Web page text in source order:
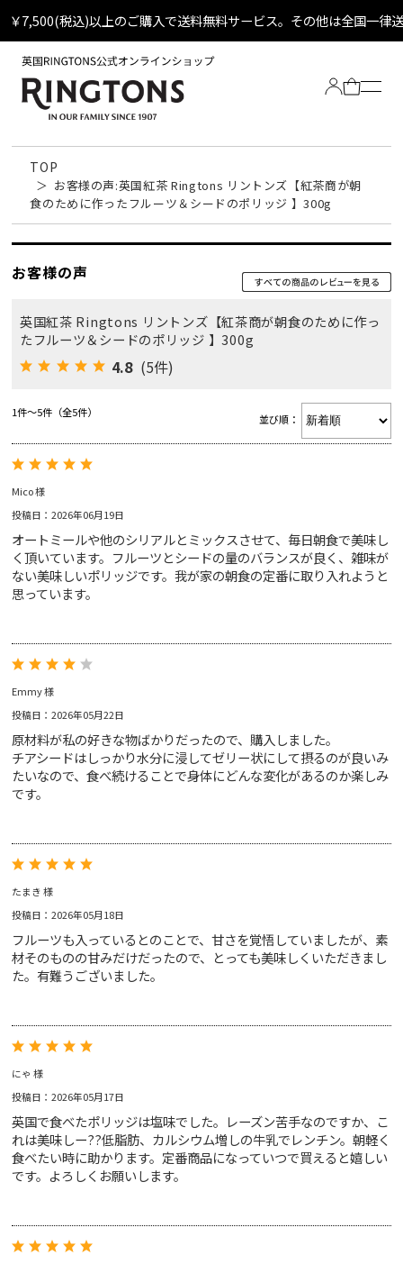
￥7,500(税込)以上のご購入で送料無料サービス。その他は全国一律
Tea
全ての紅茶
定番ティーバッグ
ゴールド ブレックファスト
トラディショナル カッパス
ジンジャースナップティー
ノンカフェインティー
ペアリングセット
Biscuit
定番ビスケット
オーツクランチビスケット
ペアリングセット
RINGTONS 紅茶缶
RINGTONS グッズ
ジャム&マーマレード
スコーン
初めてのリントンズ
にわとり型ティーコジー
ギフトバッグ
アウトレットセール
Gift
Voice
Blog
About
サイトマップ
ショッピングガイド
特定商取引法表示
お問い合わせ
TOP
お客様の声:英国紅茶 Ringtons リントンズ【紅茶商が朝
食のために作ったフルーツ＆シードのポリッジ 】300g
お客様の声
英国紅茶 Ringtons リントンズ【紅茶商が朝食のために作っ
たフルーツ＆シードのポリッジ 】300g
4.8 (5件)
1件～5件（全5件）
並び順：
Mico 様
投稿日：2026年06月19日
オートミールや他のシリアルとミックスさせて、毎日朝食で美味し
く頂いています。フルーツとシードの量のバランスが良く、雑味が
ない美味しいポリッジです。我が家の朝食の定番に取り入れようと
思っています。
Emmy 様
投稿日：2026年05月22日
原材料が私の好きな物ばかりだったので、購入しました。
チアシードはしっかり水分に浸してゼリー状にして摂るのが良いみ
たいなので、食べ続けることで身体にどんな変化があるのか楽しみ
です。
たまき 様
投稿日：2026年05月18日
フルーツも入っているとのことで、甘さを覚悟していましたが、素
材そのものの甘みだけだったので、とっても美味しくいただきまし
た。有難うございました。
にゃ 様
投稿日：2026年05月17日
英国で食べたポリッジは塩味でした。レーズン苦手なのですか、こ
れは美味しー??低脂肪、カルシウム増しの牛乳でレンチン。朝軽く
食べたい時に助かります。定番商品になっていつで買えると嬉しい
です。よろしくお願いします。